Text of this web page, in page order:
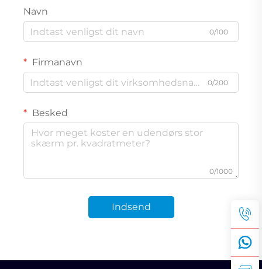
Navn
0/100
Firmanavn
0/200
Besked
0/1000
Indsend